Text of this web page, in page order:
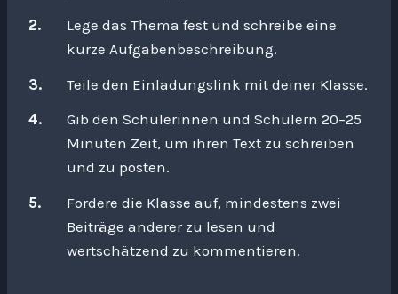
Lege das Thema fest und schreibe eine
kurze Aufgabenbeschreibung.
Teile den Einladungslink mit deiner Klasse.
Gib den Schülerinnen und Schülern 20–25
Minuten Zeit, um ihren Text zu schreiben
und zu posten.
Fordere die Klasse auf, mindestens zwei
Beiträge anderer zu lesen und
wertschätzend zu kommentieren.